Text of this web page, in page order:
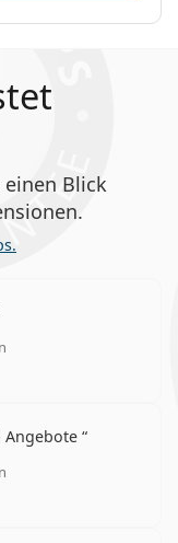
einen Blick
5
Angebote
5